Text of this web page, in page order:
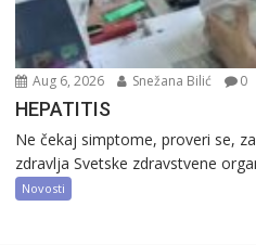
Aug 6, 2026 Snežana Bilić 0
HEPATITIS
Ne čekaj simptome, proveri se,
zdravlja Svetske zdravstvene
Novosti